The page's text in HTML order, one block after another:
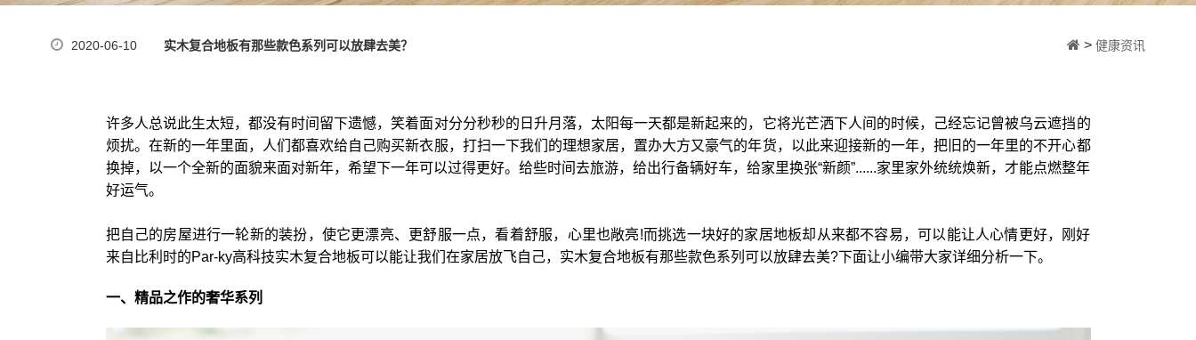
2020-06-10 实木复合地板有那些款色系列可以放肆去美？ > 健康资讯
许多人总说此生太短，都没有时间留下遗憾，笑着面对分分秒秒的日升月落，太阳每一天都是新起来的，它将光芒洒下人间的时候，己经忘记曾被乌云遮挡的
烦扰。在新的一年里面，人们都喜欢给自己购买新衣服，打扫一下我们的理想家居，置办大方又豪气的年货，以此来迎接新的一年，把旧的一年里的不开心都
换掉，以一个全新的面貌来面对新年，希望下一年可以过得更好。给些时间去旅游，给出行备辆好车，给家里换张“新颜”......家里家外统统焕新，才能点燃整年
好运气。
把自己的房屋进行一轮新的装扮，使它更漂亮、更舒服一点，看着舒服，心里也敞亮!而挑选一块好的家居地板却从来都不容易，可以能让人心情更好，刚好
来自比利时的Par-ky高科技实木复合地板可以能让我们在家居放飞自己，实木复合地板有那些款色系列可以放肆去美?下面让小编带大家详细分析一下。
一、精品之作的奢华系列